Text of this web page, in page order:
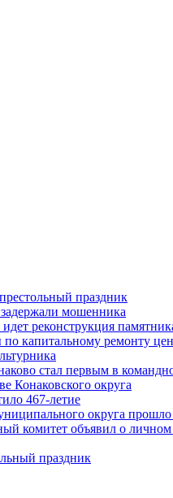
праздник
мошенника
реконструкция
капитальному ремонту
стал первым в
Конаковского округа
467-летие
округа
комитет объявил о
праздник